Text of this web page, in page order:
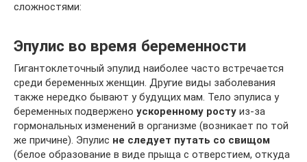
сложностями:
Эпулис во время беременности
Гигантоклеточный эпулид наиболее часто встречается
среди беременных женщин. Другие виды заболевания
также нередко бывают у будущих мам. Тело эпулиса у
беременных подвержено ускоренному росту из-за
гормональных изменений в организме (возникает по той
же причине). Эпулис не следует путать со свищом
(белое образование в виде прыща с отверстием, откуда